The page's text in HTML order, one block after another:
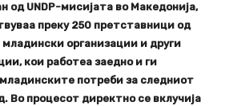
од UNDP-мисијата во Македонија,
преку 250 претставници од
младински организации и други
кои работеа заедно и ги
потреби за следниот
Во процесот директно се вклучија